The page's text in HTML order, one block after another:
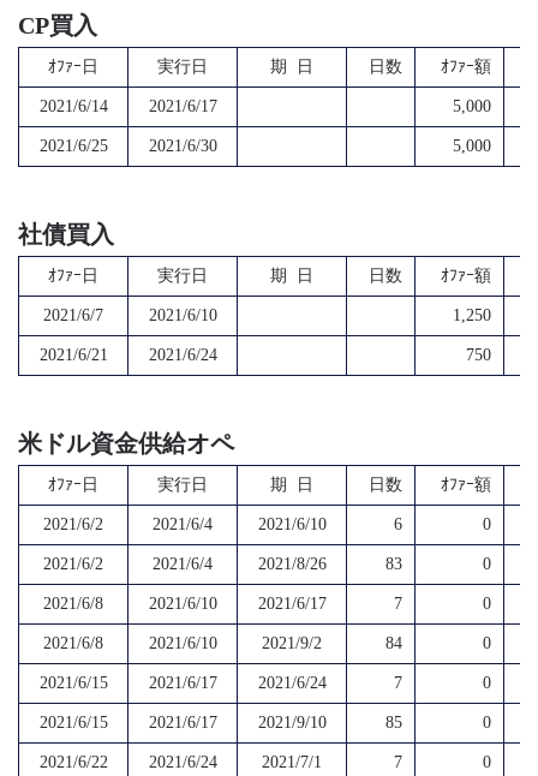
CP買入
ｵﾌｧｰ日 実行日 期 日 日数 ｵﾌｧｰ額
2021/6/14 2021/6/17 5,000
2021/6/25 2021/6/30 5,000
社債買入
ｵﾌｧｰ日 実行日 期 日 日数 ｵﾌｧｰ額
2021/6/7 2021/6/10 1,250
2021/6/21 2021/6/24 750
米ドル資金供給オペ
ｵﾌｧｰ日 実行日 期 日 日数 ｵﾌｧｰ額
2021/6/2 2021/6/4 2021/6/10 6 0
2021/6/2 2021/6/4 2021/8/26 83 0
2021/6/8 2021/6/10 2021/6/17 7 0
2021/6/8 2021/6/10 2021/9/2 84 0
2021/6/15 2021/6/17 2021/6/24 7 0
2021/6/15 2021/6/17 2021/9/10 85 0
2021/6/22 2021/6/24 2021/7/1 7 0